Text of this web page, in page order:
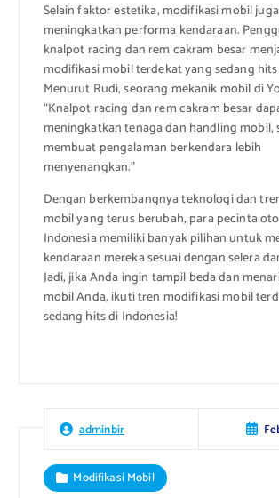
Selain faktor estetika, modifikasi mobil
meningkatkan performa kendaraan.
knalpot racing dan rem cakram besar
modifikasi mobil terdekat yang sedang
Menurut Rudi, seorang mekanik mobil di
“Knalpot racing dan rem cakram besar
meningkatkan tenaga dan handling mobil,
membuat pengalaman berkendara lebih
menyenangkan.”
Dengan berkembangnya teknologi dan
mobil yang terus berubah, para pecinta
Indonesia memiliki banyak pilihan untuk
kendaraan mereka sesuai dengan selera
Jadi, jika Anda ingin tampil beda dan
mobil Anda, ikuti tren modifikasi mobil
sedang hits di Indonesia!
adminbir
Modifikasi Mobil